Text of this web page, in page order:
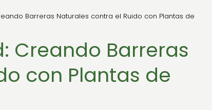
Barreras Naturales contra el Ruido con Plantas de
Creando Barreras
con Plantas de